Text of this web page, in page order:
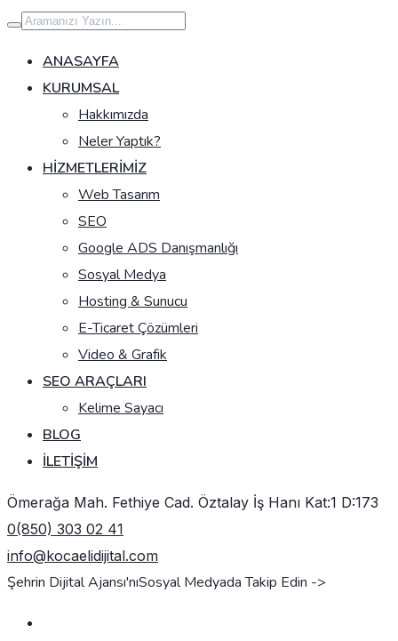
İçeriğe
geç
ANASAYFA
KURUMSAL
Hakkımızda
Neler Yaptık?
HIZMETLERIMIZ
Web Tasarım
SEO
Google ADS Danışmanlığı
Sosyal Medya
Hosting & Sunucu
E-Ticaret Çözümleri
Video & Grafik
SEO ARAÇLARI
Kelime Sayacı
BLOG
İLETIŞIM
Ömerağa Mah. Fethiye Cad. Öztalay İş Hanı Kat:1 D:173
0(850) 303 02 41
info@kocaelidijital.com
Şehrin Dijital Ajansı'nıSosyal Medyada Takip Edin ->